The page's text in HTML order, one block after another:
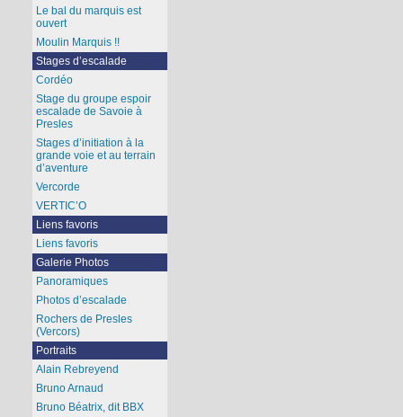
Le bal du marquis est
ouvert
Moulin Marquis !!
Stages d’escalade
Cordéo
Stage du groupe espoir
escalade de Savoie à
Presles
Stages d’initiation à la
grande voie et au terrain
d’aventure
Vercorde
VERTIC’O
Liens favoris
Liens favoris
Galerie Photos
Panoramiques
Photos d’escalade
Rochers de Presles
(Vercors)
Portraits
Alain Rebreyend
Bruno Arnaud
Bruno Béatrix, dit BBX